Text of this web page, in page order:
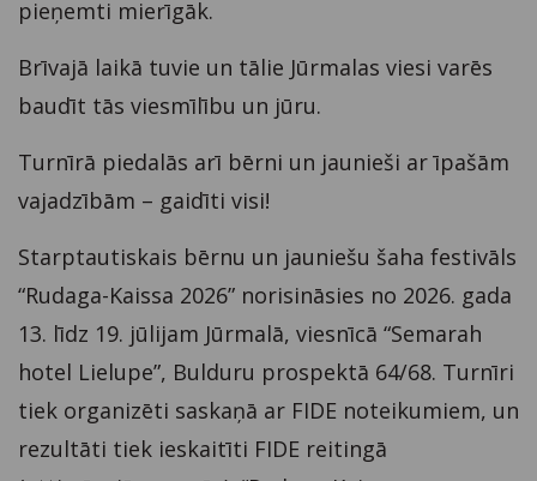
pieņemti mierīgāk.
Brīvajā laikā tuvie un tālie Jūrmalas viesi varēs
baudīt tās viesmīlību un jūru.
Turnīrā piedalās arī bērni un jaunieši ar īpašām
vajadzībām – gaidīti visi!
Starptautiskais bērnu un jauniešu šaha festivāls
“Rudaga-Kaissa 2026” norisināsies no 2026. gada
13. līdz 19. jūlijam Jūrmalā, viesnīcā “Semarah
hotel Lielupe”, Bulduru prospektā 64/68. Turnīri
tiek organizēti saskaņā ar FIDE noteikumiem, un
rezultāti tiek ieskaitīti FIDE reitingā